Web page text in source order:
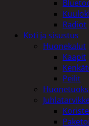
Radiot
Koti ja sisustus
Huonekalut
Kaapit
Peilit